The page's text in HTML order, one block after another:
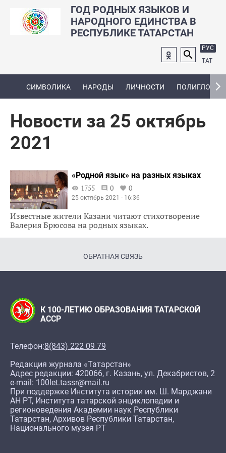
ГОД РОДНЫХ ЯЗЫКОВ И
НАРОДНОГО ЕДИНСТВА В
РЕСПУБЛИКЕ ТАТАРСТАН
РУС
ТАТ
СИМВОЛИКА НАРОДЫ ЛИЧНОСТИ ПОЛИГЛОТ
Новости за 25 октябрь
2021
«Родной язык» на разных языках
1755
0 0
25 октябрь 2021 - 16:36
Известные жители Казани читают стихотворение
Валерия Брюсова на родных языках.
ОБРАТНАЯ СВЯЗЬ
К 100-ЛЕТИЮ ОБРАЗОВАНИЯ ТАТАРСКОЙ
АССР
Телефон:8(843) 222 09 79
Редакция журнала «Татарстан»
Адрес редакции: 420066, г. Казань, ул. Декабристов, 2
e-mail: 100let.tassr@mail.ru
При поддержке Института истории им. Ш. Марджани
АН РТ, Института татарской энциклопедии и
регионоведения Академии наук Республики
Татарстан, Архивов Республики Татарстан,
Национального музея РТ